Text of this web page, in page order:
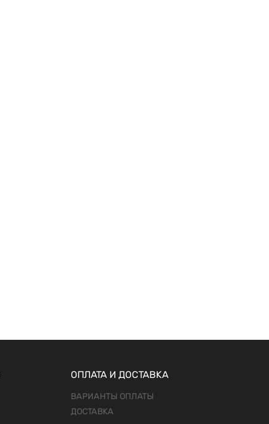
ОПЛАТА И ДОСТАВКА
ВАРИАНТЫ ОПЛАТЫ
ДОСТАВКА